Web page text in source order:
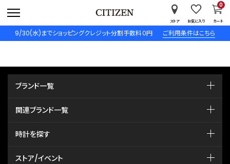
9/30(水)までショッピングクレジット分割手数料０円 ご利用条件はこちら
ストア お気に入り カート
0
ブランド一覧
関連ブランド一覧
時計を探す
ストア/イベント